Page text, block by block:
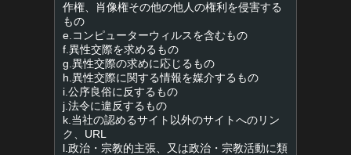
作権、肖像権その他の他人の権利を侵害する
もの
e.コンピューターウィルスを含むもの
f.異性交際を求めるもの
g.異性交際の求めに応じるもの
h.異性交際に関する情報を媒介するもの
i.公序良俗に反するもの
j.法令に違反するもの
k.当社の認めるサイト以外のサイトへのリン
ク、URL
l.政治・宗教的主張、又は政治・宗教活動に類